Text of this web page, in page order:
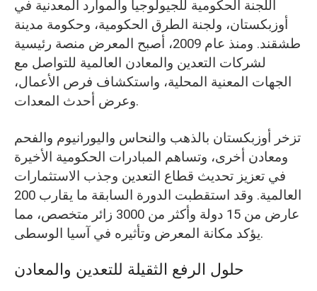
اللجنة الحكومية للجيولوجيا والموارد المعدنية في
أوزبكستان، ولجنة الطرق الحكومية، وحكومة مدينة
طشقند. ومنذ عام 2009، أصبح المعرض منصة رئيسية
لشركات التعدين والمعادن العالمية للتواصل مع
الجهات المعنية المحلية، واستكشاف فرص الأعمال،
وعرض أحدث المعدات.
تزخر أوزبكستان بالذهب والنحاس واليورانيوم والفحم
ومعادن أخرى، وتساهم المبادرات الحكومية الأخيرة
في تعزيز تحديث قطاع التعدين وجذب الاستثمارات
العالمية. وقد استقطبت الدورة السابقة ما يقارب 200
عارض من 15 دولة وأكثر من 3000 زائر متخصص، مما
يؤكد مكانة المعرض وتأثيره في آسيا الوسطى.
حلول الرفع الثقيلة للتعدين والمعادن